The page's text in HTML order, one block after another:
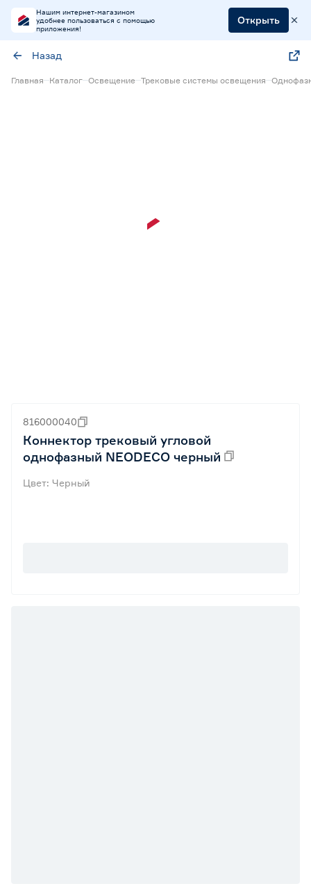
Нашим интернет-магазином
удобнее пользоваться с помощью
приложения!
Открыть
Назад
Главная Каталог Освещение Трековые системы освещения
816000040
Коннектор трековый угловой
однофазный NEODECO черный
Цвет: Черный